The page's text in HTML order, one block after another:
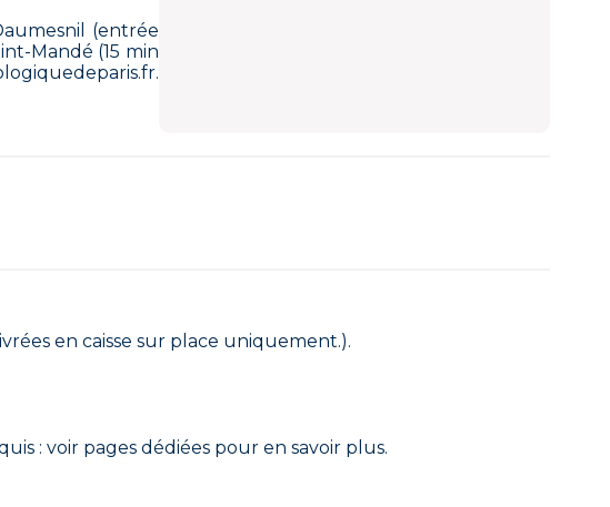
(entrée
Mandé (15 min
en caisse sur place uniquement.).
: voir pages dédiées pour en savoir plus.